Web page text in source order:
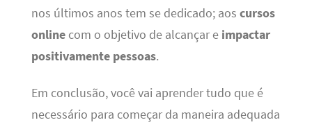
nos últimos anos tem se dedicado; aos cursos
onlinecom o objetivo de alcançar e impactar
positivamente pessoas.
Em conclusão, você vai aprender tudo que é
necessário para começar da maneira adequada